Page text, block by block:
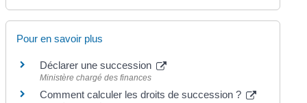
Pour en savoir plus
Déclarer une succession
Ministère chargé des finances
Comment calculer les droits de succession ?